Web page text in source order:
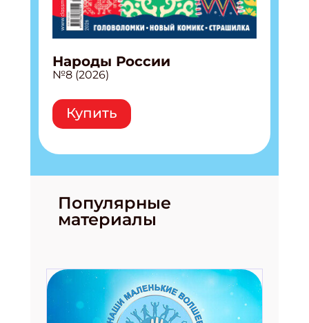
Народы России
№8 (2026)
Купить
Популярные
материалы